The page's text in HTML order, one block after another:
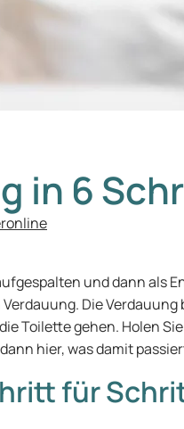
in 6
und dann als
Die
Toilette gehen. Holen
hier, was damit
für